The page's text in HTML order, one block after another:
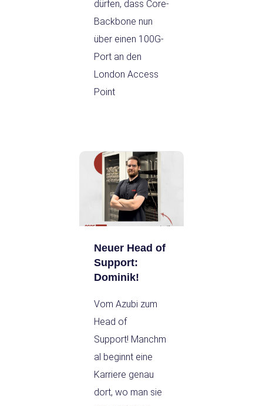
dürfen, dass Core-
Backbone nun
über einen 100G-
Port an den
London Access
Point
Neuer Head of
Support:
Dominik!
Vom Azubi zum
Head of
Support! Manchm
al beginnt eine
Karriere genau
dort, wo man sie